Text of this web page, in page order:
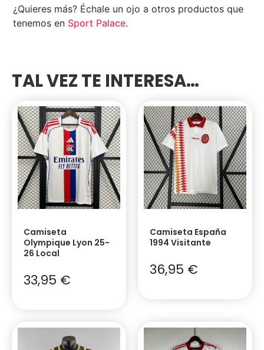
¿Quieres más? Échale un ojo a otros productos que
tenemos en Sport Palace.
TAL VEZ TE INTERESA…
Camiseta
Olympique Lyon 25-
26 Local
33,95 €
Camiseta España
1994 Visitante
36,95 €